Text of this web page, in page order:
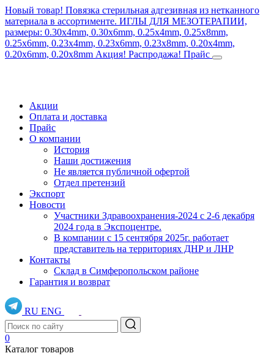
Новый товар! Повязка стерильная адгезивная из нетканного
материала в ассортименте. ИГЛЫ ДЛЯ МЕЗОТЕРАПИИ,
размеры: 0.30x4mm, 0.30x6mm, 0.25x4mm, 0.25x8mm,
0.25x6mm, 0.23x4mm, 0.23x6mm, 0.23x8mm, 0.20x4mm,
0.20x6mm, 0.20x8mm Акция! Распродажа! Прайс
Акции
Оплата и доставка
Прайс
О компании
История
Наши достижения
Не является публичной офертой
Отдел претензий
Экспорт
Новости
Участники Здравоохранения-2024 с 2-6 декабря
2024 года в Экспоцентре.
В компании с 15 сентября 2025г. работает
представитель на территориях ДНР и ЛНР
Контакты
Склад в Симферопольском районе
Гарантия и возврат
RU ENG
0
Каталог товаров